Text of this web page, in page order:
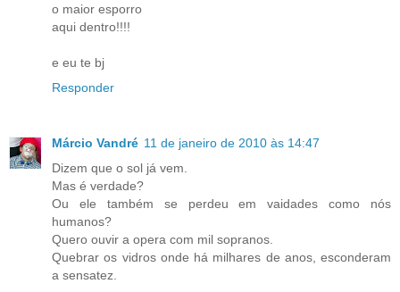
o maior esporro
aqui dentro!!!!
e eu te bj
Responder
Márcio Vandré 11 de janeiro de 2010 às 14:47
Dizem que o sol já vem.
Mas é verdade?
Ou ele também se perdeu em vaidades como nós
humanos?
Quero ouvir a opera com mil sopranos.
Quebrar os vidros onde há milhares de anos, esconderam
a sensatez.